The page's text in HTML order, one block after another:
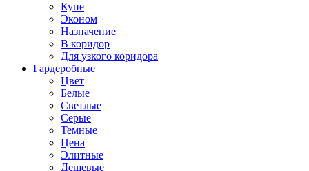
Купе
Эконом
Назначение
В коридор
Для узкого коридора
Гардеробные
Цвет
Белые
Светлые
Серые
Темные
Цена
Элитные
Дешевые